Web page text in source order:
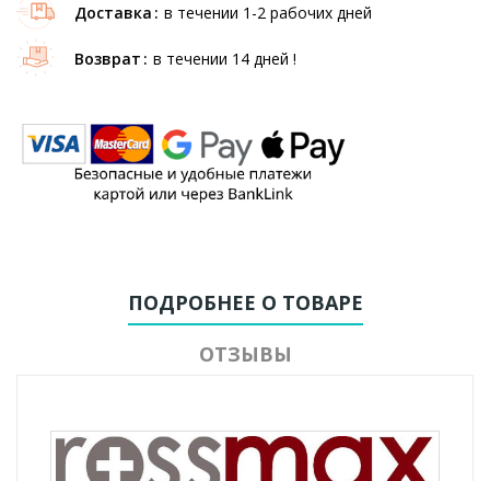
Доставка в течении 1-2 рабочих дней
Возврат в течении 14 дней !
ПОДРОБНЕЕ О ТОВАРЕ
ОТЗЫВЫ